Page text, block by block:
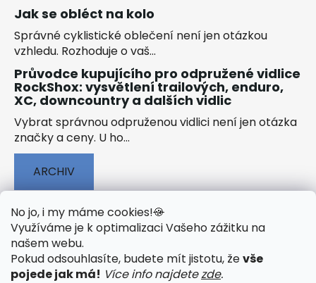
No jo, i my máme cookies!🍪
Využíváme je k optimalizaci Vašeho zážitku na
našem webu.
Pokud odsouhlasíte, budete mít jistotu, ževše
pojede jak má! Více info najdetezde.
Jak se obléct na kolo
Správné cyklistické oblečení není jen otázkou
vzhledu. Rozhoduje o vaš...
Průvodce kupujícího pro odpružené vidlice
RockShox: vysvětlení trailových, enduro,
XC, downcountry a dalších vidlic
Vybrat správnou odpruženou vidlici není jen otázka
značky a ceny. U ho...
ARCHIV
🟢 TECHNOLOGIE
🟢 O ELEKTROKOLECH
🟢 NÁVODY KE STAŽENÍ